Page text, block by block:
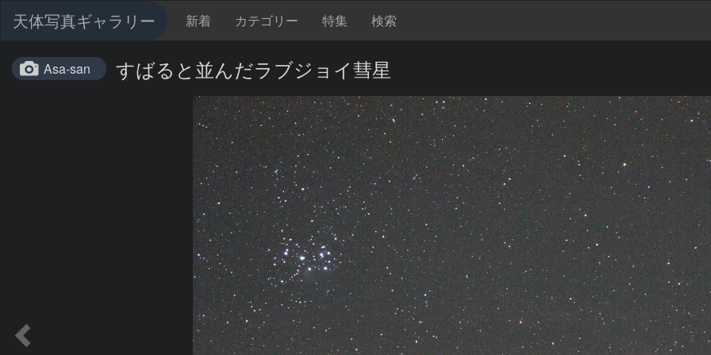
天体写真ギャラリー 新着 カテゴリー 特集 検索
Asa-san すばると並んだラブジョイ彗星